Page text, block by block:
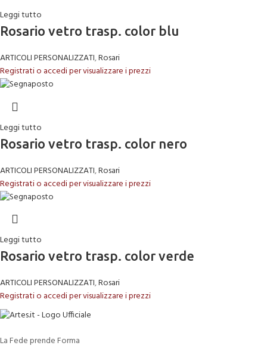
Leggi tutto
Rosario vetro trasp. color blu
ARTICOLI PERSONALIZZATI,Rosari
Registrati o accedi per visualizzare i prezzi
Leggi tutto
Rosario vetro trasp. color nero
ARTICOLI PERSONALIZZATI,Rosari
Registrati o accedi per visualizzare i prezzi
Leggi tutto
Rosario vetro trasp. color verde
ARTICOLI PERSONALIZZATI,Rosari
Registrati o accedi per visualizzare i prezzi
La Fede prende Forma